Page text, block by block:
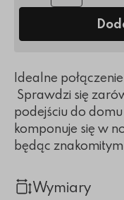
Idealne
Sprawdzi się
podejściu do
komponuje się w
będąc
Wymiary